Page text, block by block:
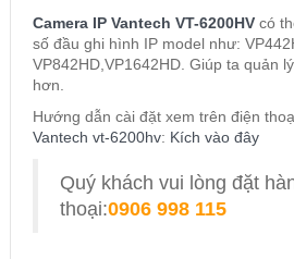
Camera IP Vantech VT-6200HV có
số đầu ghi hình IP model như:
VP842HD,VP1642HD. Giúp ta quản
hơn.
Hướng dẫn cài đặt xem trên điện
Vantech vt-6200hv: Kích vào đây
Quý khách vui lòng đặt
thoại:0906 998 115